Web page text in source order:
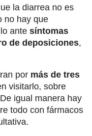
la diarrea no es
no hay que
ante síntomas
de deposiciones,
por más de tres
visitarlo, sobre
igual manera hay
todo con fármacos